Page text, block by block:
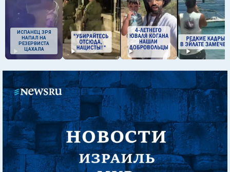
ИСПАНЕЦ ЗРЯ
НАПАЛ НА
РЕЗЕРВИСТА
ЦАХАЛА